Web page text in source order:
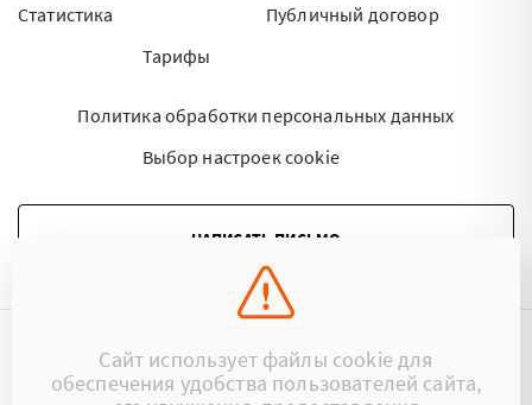
Статистика
Тарифы
Публичный договор
Политика обработки персональных данных
Выбор настроек cookie
НАПИСАТЬ ПИСЬМО
©2015 - 2026 Kartoteka.by Все права защищены.
Сайт использует файлы cookie для
обеспечения удобства пользователей сайта,